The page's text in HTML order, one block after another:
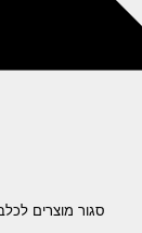
סגור מוצרים